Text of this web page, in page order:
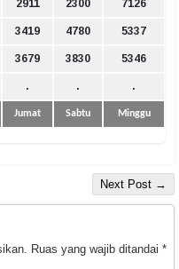
2911 2300 7126
3419 4780 5337
3679 3830 5346
. . .
Jumat Sabtu Minggu
Next Post →
Ruas yang wajib ditandai *